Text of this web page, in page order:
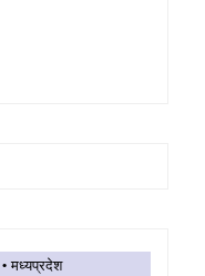
मध्यप्रदेश